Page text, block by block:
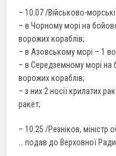
– 10.07 /Військово-
– в Чорному морі на
ворожих кораблів;
– в Азовському морі – 1
– в Середземному морі на
ворожих кораблів;
– з них 2 носії крилатих
ракет;
– 10.25 /Резніков, міністр
… подав до Верховної Ради